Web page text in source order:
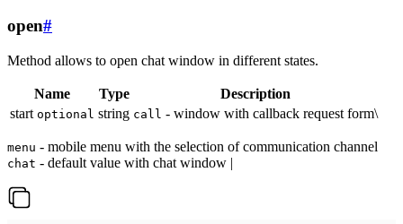
open#
Method allows to open chat window in different states.
Name Type
Description
start optional string call - window with callback request form\
menu - mobile menu with the selection of communication channel
chat - default value with chat window |